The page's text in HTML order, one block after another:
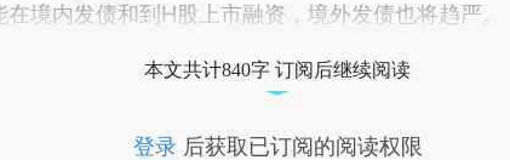
在境内发债和到H股上市融资，境外发债也将趋严。
本文共计840字 订阅后继续阅读
登录后获取已订阅的阅读权限